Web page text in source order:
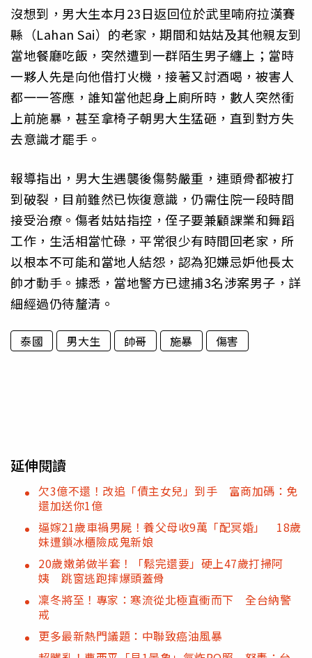
沒想到，男大生本月23日返回位於武里喃府拉漢賽
縣（Lahan Sai）的老家，期間和姑姑及其他親友到
當地餐廳吃飯，突然遭到一群陌生男子纏上；當時
一夥人先是向他借打火機，接著又討酒喝，被害人
都一一答應，誰知當他起身上廁所時，數人突然衝
上前施暴，甚至拿椅子朝男大生猛砸，直到對方失
去意識才罷手。
報導指出，男大生遇襲後傷勢嚴重，連頭骨都被打
到破裂，目前雖然已恢復意識，仍需住院一段時間
接受治療。傷者姑姑指控，侄子要兼顧課業和舞蹈
工作，生活相當忙碌，平常很少有時間回老家，所
以根本不可能和當地人結怨，認為犯嫌忌妒他長太
帥才動手。據悉，當地警方已逮捕3名涉案男子，詳
細經過仍待釐清。
泰國 男大生 帥哥 施暴 傷害
延伸閱讀
欠3億不還！改追「債主女兒」到手 富商加碼：免
還加送你1億
逼嫁21歲車禍男屍！養父母收9萬「配冥婚」 18歲
妹遭鎖冰櫃險成鬼新娘
20歲嫩弟做半套！「鬆完還要」硬上47歲打掃阿
姨 跳窗逃跑摔爆頭蓋骨
凜冬將至！專家：寒流從北極直衝而下 全台納警
戒
更多最新熱門議題：中聯致癌油風暴